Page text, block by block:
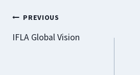
Navegação
de
PREVIOUS
IFLA Global Vision